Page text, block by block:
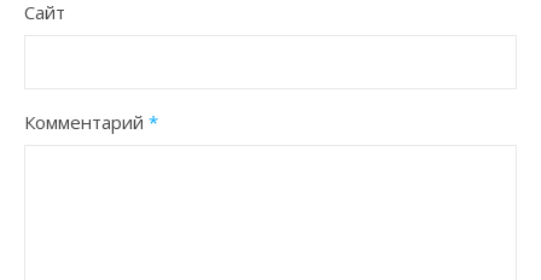
Сайт
Комментарий *